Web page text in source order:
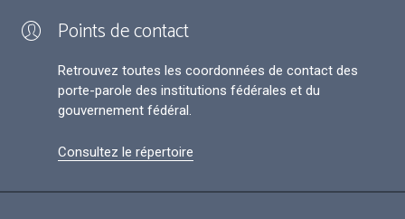
Points de contact
Retrouvez toutes les coordonnées de contact des
porte-parole des institutions fédérales et du
gouvernement fédéral.
Consultez le répertoire